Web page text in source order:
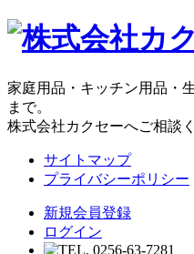
家庭用品・キッチン用品・
まで。
株式会社カクセーへご相談
サイトマップ
プライバシーポリシー
新規会員登録
ログイン